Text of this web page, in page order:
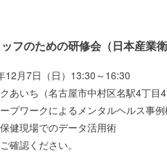
のための研修会（日本産業
月7日（日）13:30～16:30
いち（名古屋市中村区名駅4丁目
ワークによるメンタルヘルス事例
でのデータ活用術
確認ください。